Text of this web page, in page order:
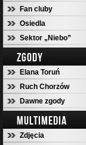
Fan cluby
Osiedla
Sektor „Niebo”
ZGODY
Elana Toruń
Ruch Chorzów
Dawne zgody
MULTIMEDIA
Zdjęcia